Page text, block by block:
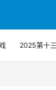
2025第十